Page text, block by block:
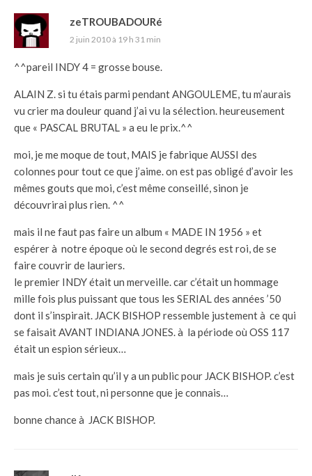
zeTROUBADOURé
2 juin 2010 à 19 h 31 min
^^pareil INDY 4 = grosse bouse.
ALAIN Z. si tu étais parmi pendant ANGOULEME, tu m’aurais
vu crier ma douleur quand j’ai vu la sélection. heureusement
que « PASCAL BRUTAL » a eu le prix.^^
moi, je me moque de tout, MAIS je fabrique AUSSI des
colonnes pour tout ce que j’aime. on est pas obligé d’avoir les
mêmes gouts que moi, c’est même conseillé, sinon je
découvrirai plus rien. ^^
mais il ne faut pas faire un album « MADE IN 1956 » et
espérer à notre époque où le second degrés est roi, de se
faire couvrir de lauriers.
le premier INDY était un merveille. car c’était un hommage
mille fois plus puissant que tous les SERIAL des années ’50
dont il s’inspirait. JACK BISHOP ressemble justement à ce qui
se faisait AVANT INDIANA JONES. à la période où OSS 117
était un espion sérieux…
mais je suis certain qu’il y a un public pour JACK BISHOP. c’est
pas moi. c’est tout, ni personne que je connais…
bonne chance à JACK BISHOP.